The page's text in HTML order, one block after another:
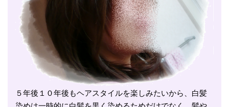
５年後１０年後もヘアスタイルを楽しみたいから、白髪